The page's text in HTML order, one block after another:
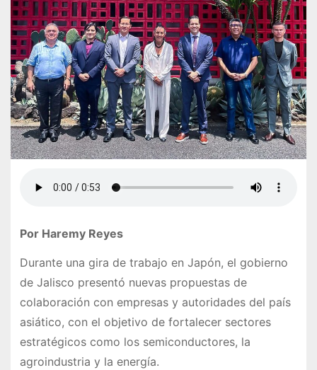
Por Haremy Reyes
Durante una gira de trabajo en Japón, el gobierno
de Jalisco presentó nuevas propuestas de
colaboración con empresas y autoridades del país
asiático, con el objetivo de fortalecer sectores
estratégicos como los semiconductores, la
agroindustria y la energía.